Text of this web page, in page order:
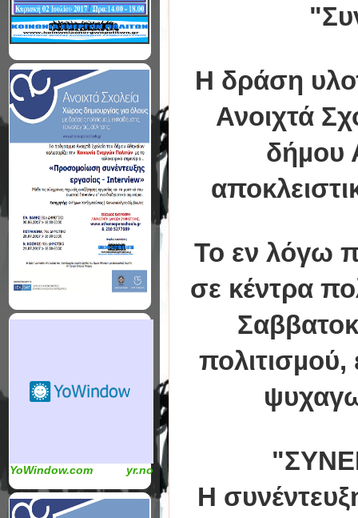
Η δράση
Ανοιχτά
δήµου
Το εν λόγω
σε κέντρα
πολιτισµού,
Η
YoWindow.com yr.no